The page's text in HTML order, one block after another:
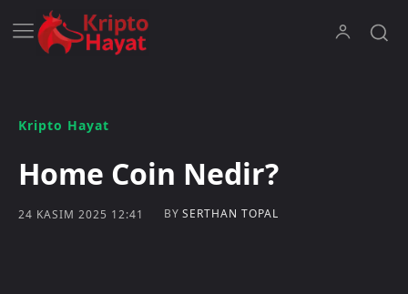
Kripto Hayat
Home Coin Nedir?
24 KASIM 2025 12:41 BY SERTHAN TOPAL